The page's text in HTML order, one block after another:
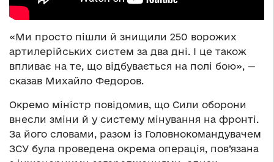
«Ми просто пішли й знищили 250 ворожих
артилерійських систем за два дні. І це також
впливає на те, що відбувається на полі бою», —
сказав Михайло Федоров.
Окремо міністр повідомив, що Сили оборони
внесли зміни й у систему мінування на фронті.
За його словами, разом із Головнокомандувачем
ЗСУ була проведена окрема операція, пов’язана